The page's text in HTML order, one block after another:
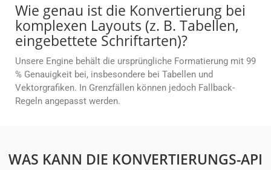
Wie genau ist die Konvertierung bei
komplexen Layouts (z. B. Tabellen,
eingebettete Schriftarten)?
Unsere Engine behält die ursprüngliche Formatierung mit 99
% Genauigkeit bei, insbesondere bei Tabellen und
Vektorgrafiken. In Grenzfällen können jedoch Fallback-
Regeln angepasst werden.
WAS KANN DIE KONVERTIERUNGS-API